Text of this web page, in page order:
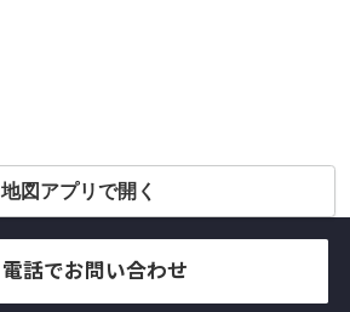
地図アプリで開く
電話でお問い合わせ